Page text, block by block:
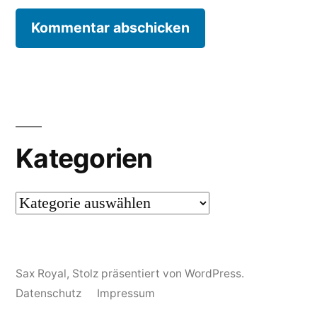
Kategorien
Kategorien
Sax Royal, Stolz präsentiert von WordPress.
Datenschutz
Impressum